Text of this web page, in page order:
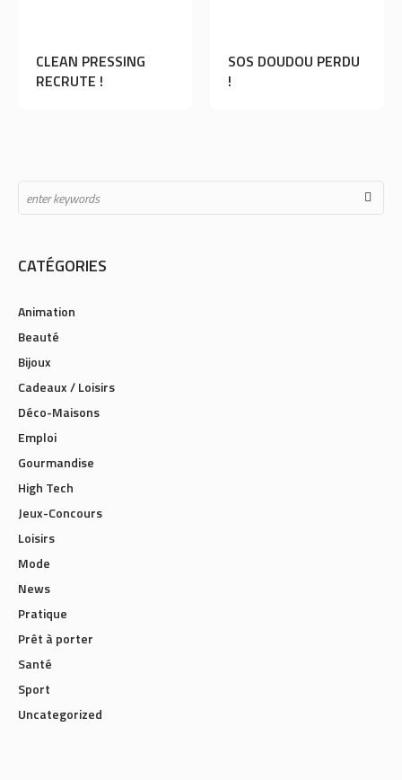
SOS DOUDOU PERDU
L’ASM RUGBY
CATÉGORIES
Animation
Beauté
Bijoux
Cadeaux / Loisirs
Déco-Maisons
Emploi
Gourmandise
High Tech
Jeux-Concours
Loisirs
Mode
News
Pratique
Prêt à porter
Santé
Sport
Uncategorized